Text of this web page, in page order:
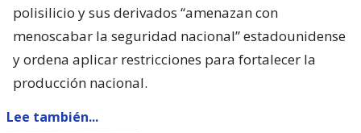
polisilicio y sus derivados “amenazan con
menoscabar la seguridad nacional” estadounidense
y ordena aplicar restricciones para fortalecer la
producción nacional.
Lee también...